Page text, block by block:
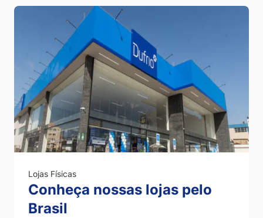
Lojas Físicas
Conheça nossas lojas pelo
Brasil